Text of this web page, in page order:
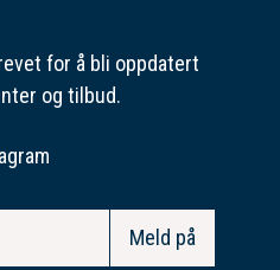
for å bli oppdatert
og tilbud.